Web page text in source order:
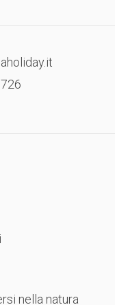
nella natura